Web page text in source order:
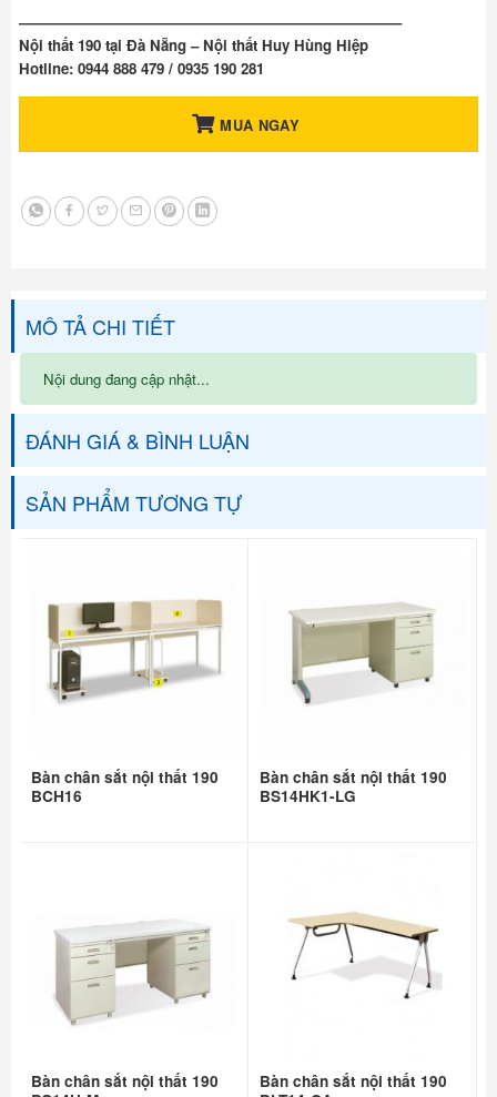
——————————————————————————–
Nội thất 190 tại Đà Nẵng – Nội thất Huy Hùng Hiệp
Hotline: 0944 888 479 / 0935 190 281
MUA NGAY
MÔ TẢ CHI TIẾT
Nội dung đang cập nhật...
ĐÁNH GIÁ & BÌNH LUẬN
SẢN PHẨM TƯƠNG TỰ
Bàn chân sắt nội thất 190
BCH16
Bàn chân sắt nội thất 190
BS14HK1-LG
Bàn chân sắt nội thất 190
Bàn chân sắt nội thất 190